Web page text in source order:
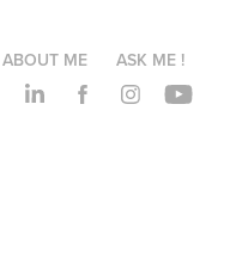
ABOUT ME
ASK ME !